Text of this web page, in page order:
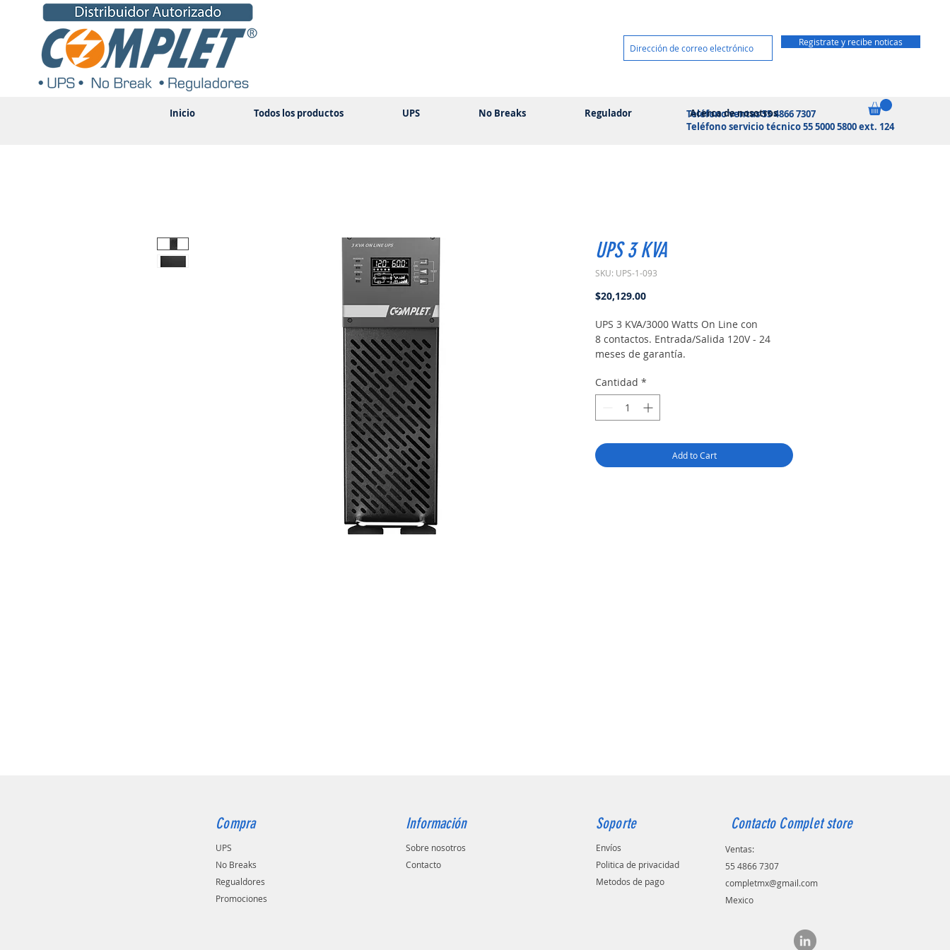
Inicio Todos los productos UPS No Breaks Regulador Acerca de nosotros
Registrate y recibe noticas
Teléfono ventas 55 4866 7307
Teléfono servicio técnico 55 5000 5800 ext. 124
UPS 3 KVA
SKU: UPS-1-093
$20,129.00Precio
UPS 3 KVA/3000 Watts On Line con
8 contactos. Entrada/Salida 120V - 24
meses de garantía.
Cantidad *
Add to Cart
Compra
UPS
No Breaks
Regualdores
Promociones
Información
Sobre nosotros
Contacto
Soporte
Envíos
Politica de privacidad
Metodos de pago
Contacto Complet store
Ventas:
55 4866 7307
completmx@gmail.com
Mexico